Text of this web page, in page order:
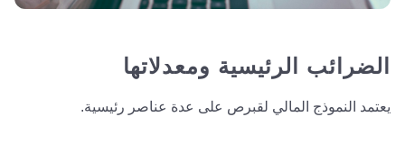
الضرائب الرئيسية ومعدلاتها
يعتمد النموذج المالي لقبرص على عدة عناصر رئيسية.